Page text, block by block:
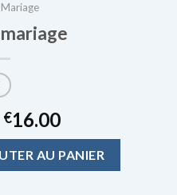
€16.00
AU PANIER